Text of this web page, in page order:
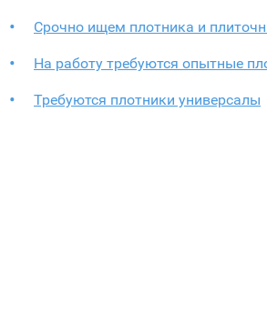
Срочно ищем плотника и
На работу требуются опытные
Требуются плотники универсалы